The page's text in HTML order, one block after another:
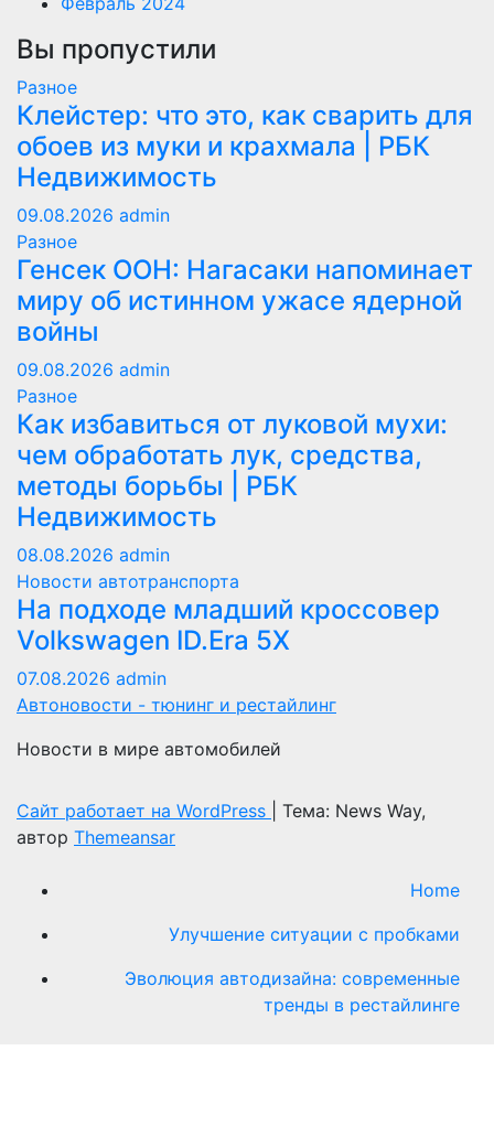
Вы пропустили
Разное
Клейстер: что это, как сварить для
обоев из муки и крахмала | РБК
Недвижимость
09.08.2026 admin
Разное
Генсек ООН: Нагасаки напоминает
миру об истинном ужасе ядерной
войны
09.08.2026 admin
Разное
Как избавиться от луковой мухи:
чем обработать лук, средства,
методы борьбы | РБК
Недвижимость
08.08.2026 admin
Новости автотранспорта
На подходе младший кроссовер
Volkswagen ID.Era 5X
07.08.2026 admin
Автоновости - тюнинг и рестайлинг
Новости в мире автомобилей
Сайт работает на WordPress
Тема: News Way,
автор Themeansar
Home
Улучшение ситуации с пробками
Эволюция автодизайна: современные
тренды в рестайлинге